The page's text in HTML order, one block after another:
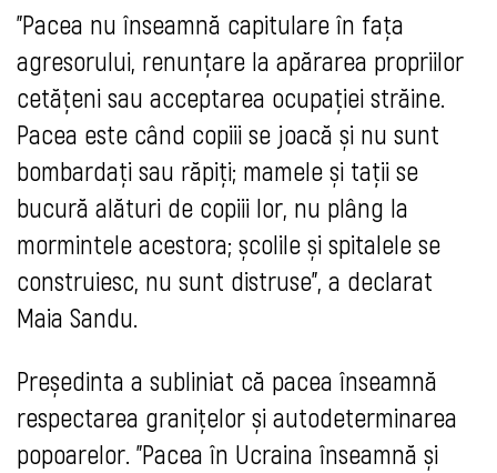
"Pacea nu înseamnă capitulare în fața
agresorului, renunțare la apărarea propriilor
cetățeni sau acceptarea ocupației străine.
Pacea este când copiii se joacă și nu sunt
bombardați sau răpiți; mamele și tații se
bucură alături de copiii lor, nu plâng la
mormintele acestora; școlile și spitalele se
construiesc, nu sunt distruse", a declarat
Maia Sandu.
Președinta a subliniat că pacea înseamnă
respectarea granițelor și autodeterminarea
popoarelor. "Pacea în Ucraina înseamnă și